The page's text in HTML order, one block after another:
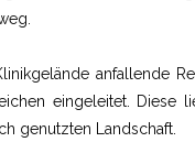
anfallende
eingeleitet.
genutzten Landschaft.